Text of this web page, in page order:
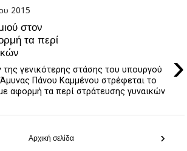
2015
στον
τα περί
›
της γενικότερης στάσης του υπουργού
Άμυνας Πάνου Καμμένου στρέφεται το
αφορμή τα περί στράτευσης γυναικών
›
Αρχική σελίδα